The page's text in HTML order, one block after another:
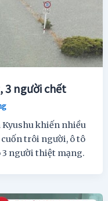
3 người chết
khiến nhiều
trôi người, ô tô
3 người thiệt mạng.